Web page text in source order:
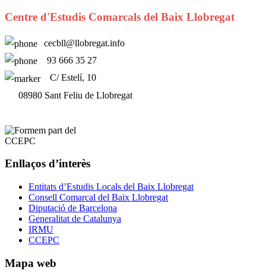
Centre d'Estudis Comarcals del Baix Llobregat
cecbll@llobregat.info
93 666 35 27
C/ Estelí, 10
08980 Sant Feliu de Llobregat
Enllaços d’interès
Entitats d’Estudis Locals del Baix Llobregat
Consell Comarcal del Baix Llobregat
Diputació de Barcelona
Generalitat de Catalunya
IRMU
CCEPC
Mapa web